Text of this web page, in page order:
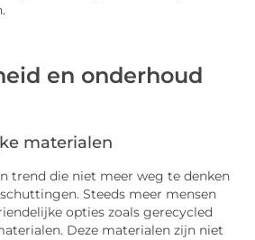
en onderhoud
materialen
trend die niet meer weg te denken
Steeds meer mensen
opties zoals gerecycled
Deze materialen zijn niet